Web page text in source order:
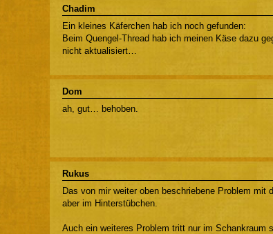
Chadim
Ein kleines Käferchen hab ich noch gefunden:
Beim Quengel-Thread hab ich meinen Käse dazu
nicht aktualisiert…
Dom
ah, gut… behoben.
Rukus
Das von mir weiter oben beschriebene Problem
aber im Hinterstübchen.
Auch ein weiteres Problem tritt nur im